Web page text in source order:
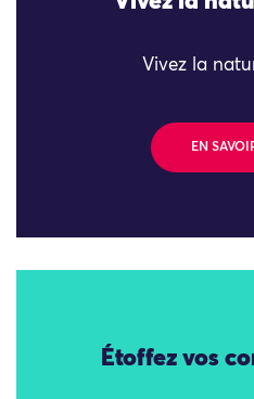
Vivez la
EN
Étoffez vos